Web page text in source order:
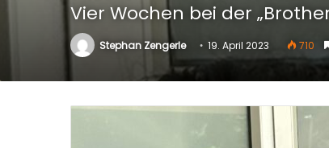
Vier Wochen bei der
Stephan Zengerle 19. April 2023 710